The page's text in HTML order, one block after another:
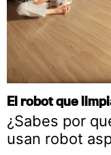
El robot que
¿Sabes por
usan robot